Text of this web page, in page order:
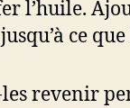
l’huile.
ce
revenir